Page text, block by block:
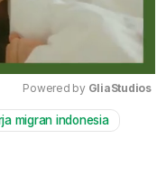
Mute
Powered by GliaStudios
migran indonesia